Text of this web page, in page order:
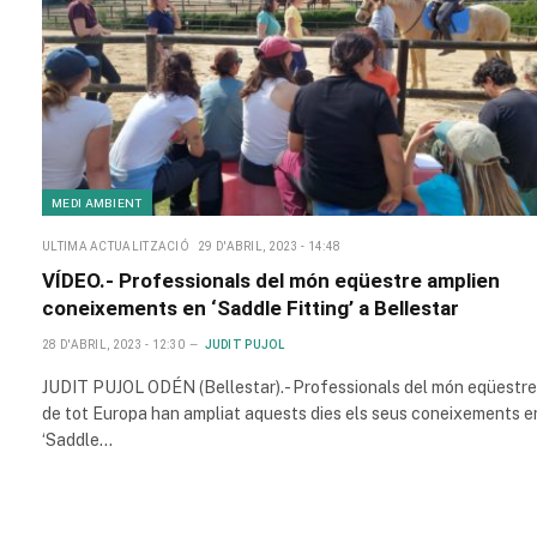
MEDI AMBIENT
ULTIMA ACTUALITZACIÓ 29 D'ABRIL, 2023 - 14:48
VÍDEO.- Professionals del món eqüestre amplien
coneixements en ‘Saddle Fitting’ a Bellestar
28 D'ABRIL, 2023 - 12:30 JUDIT PUJOL
JUDIT PUJOL ODÉN (Bellestar).- Professionals del món eqüestre
de tot Europa han ampliat aquests dies els seus coneixements
‘Saddle…